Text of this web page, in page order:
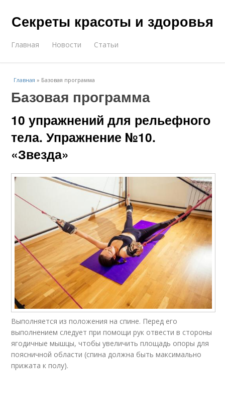
Секреты красоты и здоровья
Главная Новости Статьи
Главная » Базовая программа
Базовая программа
10 упражнений для рельефного
тела. Упражнение №10.
«Звезда»
Выполняется из положения на спине. Перед его
выполнением следует при помощи рук отвести в стороны
ягодичные мышцы, чтобы увеличить площадь опоры для
поясничной области (спина должна быть максимально
прижата к полу).